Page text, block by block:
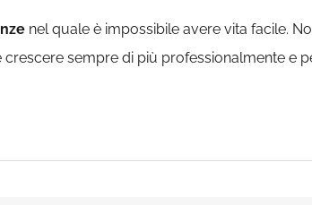
nel quale è impossibile avere vita facile.
sempre di più professionalmente e